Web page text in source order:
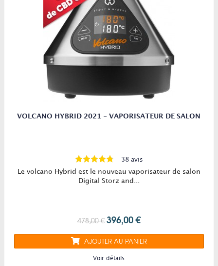
VOLCANO HYBRID 2021 - VAPORISATEUR DE SALON
38 avis
Le volcano Hybrid est le nouveau vaporisateur de salon
Digital Storz and...
478,00 € 396,00 €
AJOUTER AU PANIER
Voir détails